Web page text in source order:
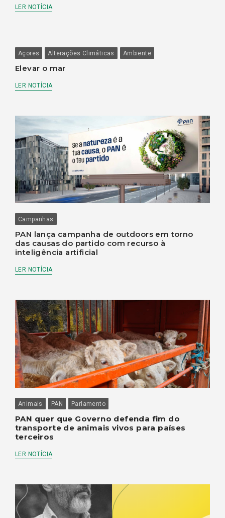
LER NOTÍCIA
Açores Alterações Climáticas Ambiente
Elevar o mar
LER NOTÍCIA
Campanhas
PAN lança campanha de outdoors em torno
das causas do partido com recurso à
inteligência artificial
LER NOTÍCIA
Animais PAN Parlamento
PAN quer que Governo defenda fim do
transporte de animais vivos para países
terceiros
LER NOTÍCIA